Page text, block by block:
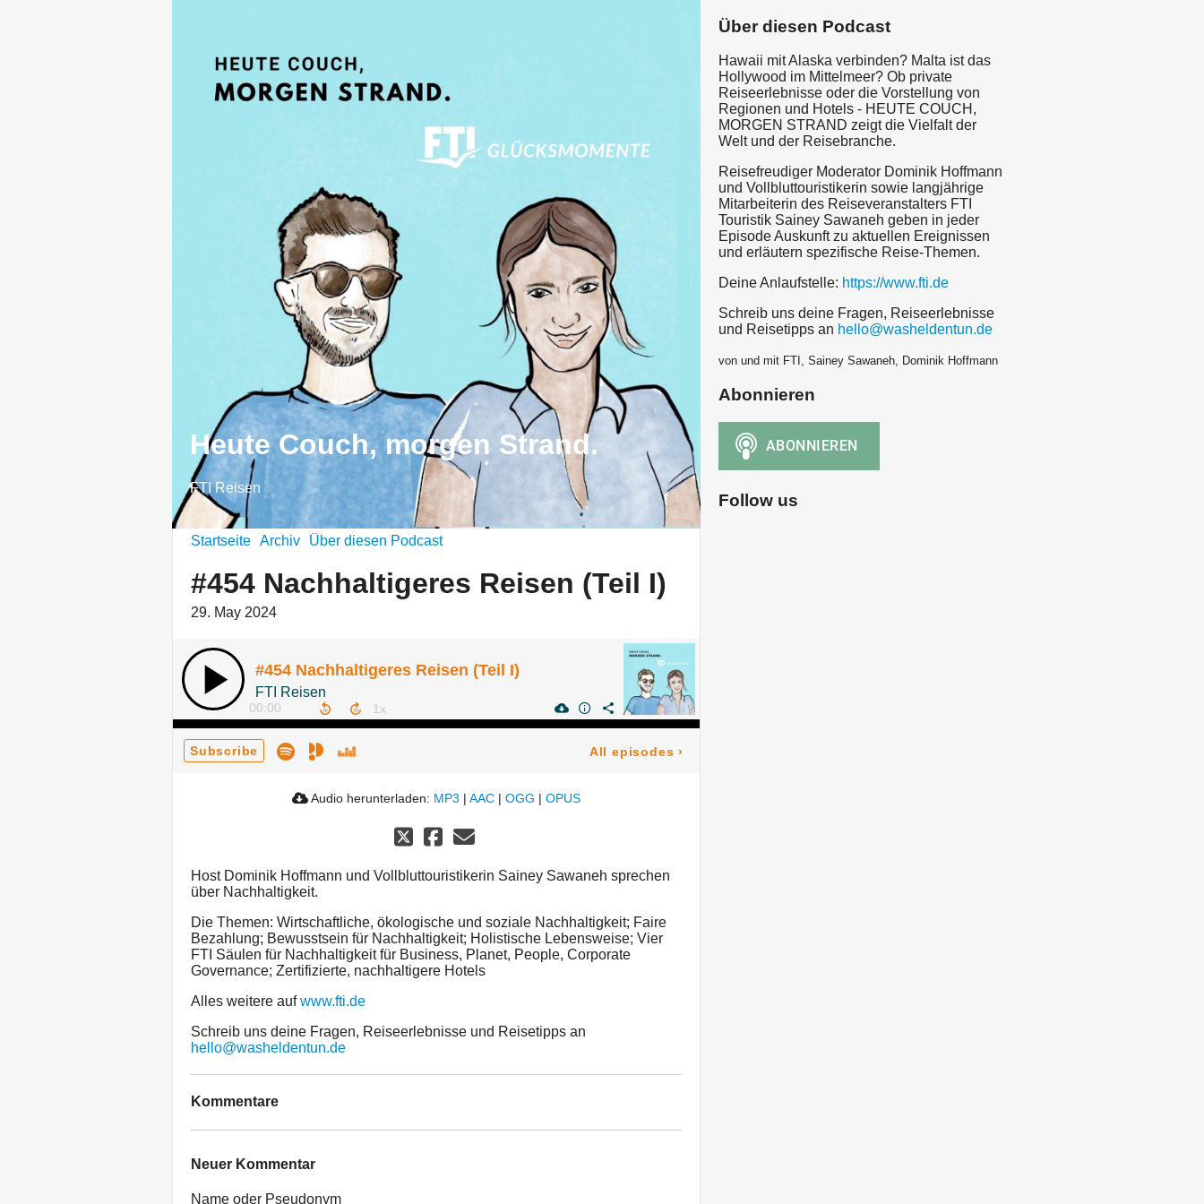
Heute Couch, morgen Strand.
FTI Reisen
Startseite Archiv Über diesen Podcast
#454 Nachhaltigeres Reisen (Teil I)
29. May 2024
#454 Nachhaltigeres Reisen (Teil I)
FTI Reisen
00:00
Subscribe All episodes ›
Audio herunterladen: MP3 | AAC | OGG | OPUS
Host Dominik Hoffmann und Vollbluttouristikerin Sainey Sawaneh sprechen
über Nachhaltigkeit.
Die Themen: Wirtschaftliche, ökologische und soziale Nachhaltigkeit; Faire
Bezahlung; Bewusstsein für Nachhaltigkeit; Holistische Lebensweise; Vier
FTI Säulen für Nachhaltigkeit für Business, Planet, People, Corporate
Governance; Zertifizierte, nachhaltigere Hotels
Alles weitere aufwww.fti.de
Schreib uns deine Fragen, Reiseerlebnisse und Reisetipps an
hello@washeldentun.de
Kommentare
Neuer Kommentar
Name oder Pseudonym
Über diesen Podcast
Hawaii mit Alaska verbinden? Malta ist das
Hollywood im Mittelmeer? Ob private
Reiseerlebnisse oder die Vorstellung von
Regionen und Hotels - HEUTE COUCH,
MORGEN STRAND zeigt die Vielfalt der
Welt und der Reisebranche.
Reisefreudiger Moderator Dominik Hoffmann
und Vollbluttouristikerin sowie langjährige
Mitarbeiterin des Reiseveranstalters FTI
Touristik Sainey Sawaneh geben in jeder
Episode Auskunft zu aktuellen Ereignissen
und erläutern spezifische Reise-Themen.
Deine Anlaufstelle: https://www.fti.de
Schreib uns deine Fragen, Reiseerlebnisse
und Reisetipps an hello@washeldentun.de
von und mit FTI, Sainey Sawaneh, Dominik Hoffmann
Abonnieren
Follow us